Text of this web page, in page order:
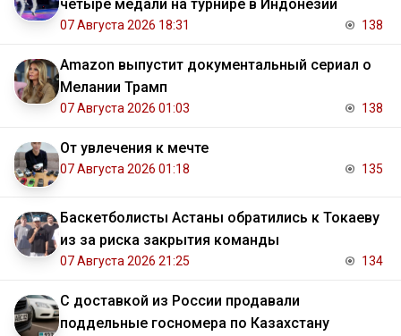
четыре медали на турнире в Индонезии
07 Августа 2026 18:31 138
Amazon выпустит документальный сериал о
Мелании Трамп
07 Августа 2026 01:03 138
От увлечения к мечте
07 Августа 2026 01:18 135
Баскетболисты Астаны обратились к Токаеву
из за риска закрытия команды
07 Августа 2026 21:25 134
С доставкой из России продавали
поддельные госномера по Казахстану